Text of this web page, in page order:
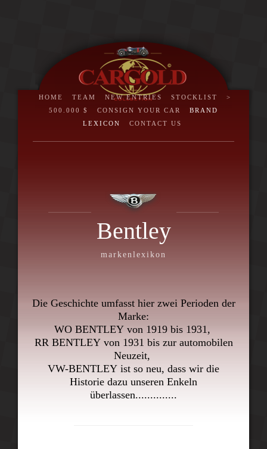
HOME TEAM NEW ENTRIES STOCKLIST
>
500.000 $
CONSIGN YOUR CAR
BRAND
LEXICON
CONTACT US
Bentley
markenlexikon
Die Geschichte umfasst hier zwei Perioden der
Marke:
WO BENTLEYvon 1919bis 1931,
RR BENTLEYvon 1931 bis zur automobilen
Neuzeit,
VW-BENTLEY ist so neu, dass wir die
Historie dazu unseren Enkeln
überlassen..............